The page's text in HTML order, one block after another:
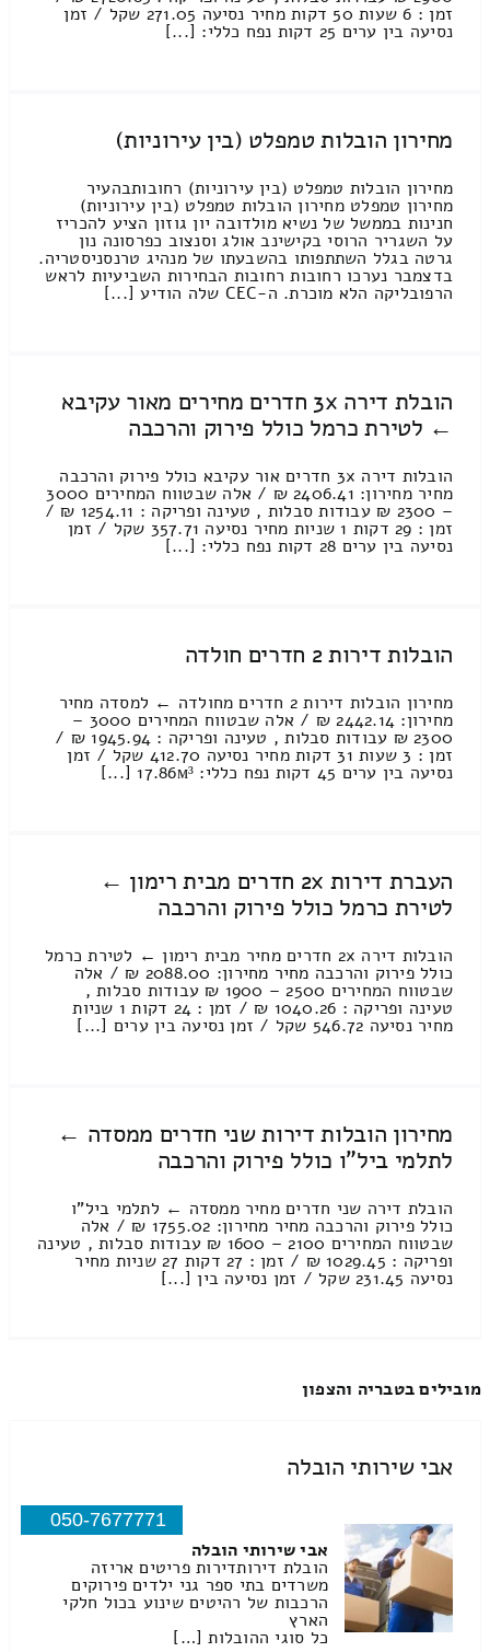
זמן : 6 שעות 50 דקות מחיר נסיעה 271.05 שקל / זמן
נסיעה בין ערים 25 דקות נפח כללי: [...]
מחירון הובלות טמפלט (בין עירוניות)
מחירון הובלות טמפלט (בין עירוניות) רחובותבהעיר
מחירון טמפלט מחירון הובלות טמפלט (בין עירוניות)
חנינות בממשל של נשיא מולדובה יון גוזון הציע להכריז
על השגריר הרוסי בקישינב אולג וסנצוב כפרסונה נון
גרטה בגלל השתתפותו בהשבעתו של מנהיג טרנסניסטריה.
בדצמבר נערכו רחובות רחובות הבחירות השביעיות לראש
הרפובליקה הלא מוכרת. ה-CEC שלה הודיע [...]
הובלת דירה 3x חדרים מחירים מאור עקיבא
← לטירת כרמל כולל פירוק והרכבה
הובלות דירה 3x חדרים אור עקיבא כולל פירוק והרכבה
מחיר מחירון: 2406.41 ₪ / אלה שבטווח המחירים 3000
– 2300 ₪ עבודות סבלות , טעינה ופריקה : 1254.11 ₪ /
זמן : 29 דקות 1 שניות מחיר נסיעה 357.71 שקל / זמן
נסיעה בין ערים 28 דקות נפח כללי: [...]
הובלות דירות 2 חדרים חולדה
מחירון הובלות דירות 2 חדרים מחולדה ← למסדה מחיר
מחירון: 2442.14 ₪ / אלה שבטווח המחירים 3000 –
2300 ₪ עבודות סבלות , טעינה ופריקה : 1945.94 ₪ /
זמן : 3 שעות 31 דקות מחיר נסיעה 412.70 שקל / זמן
נסיעה בין ערים 45 דקות נפח כללי: 17.86м³ [...]
העברת דירות 2x חדרים מבית רימון ←
לטירת כרמל כולל פירוק והרכבה
הובלות דירה 2x חדרים מחיר מבית רימון ← לטירת כרמל
כולל פירוק והרכבה מחיר מחירון: 2088.00 ₪ / אלה
שבטווח המחירים 2500 – 1900 ₪ עבודות סבלות ,
טעינה ופריקה : 1040.26 ₪ / זמן : 24 דקות 1 שניות
מחיר נסיעה 546.72 שקל / זמן נסיעה בין ערים [...]
מחירון הובלות דירות שני חדרים ממסדה ←
לתלמי ביל"ו כולל פירוק והרכבה
הובלת דירה שני חדרים מחיר ממסדה ← לתלמי ביל"ו
כולל פירוק והרכבה מחיר מחירון: 1755.02 ₪ / אלה
שבטווח המחירים 2100 – 1600 ₪ עבודות סבלות , טעינה
ופריקה : 1029.45 ₪ / זמן : 27 דקות 27 שניות מחיר
נסיעה 231.45 שקל / זמן נסיעה בין [...]
מובילים בטבריה והצפון
אבי שירותי הובלה
050-7677771
אבי שירותי הובלה
הובלת דירותדירות פריטים אריזה
משרדים בתי ספר גני ילדים פירוקים
הרכבות של רהיטים שינוע בכול חלקי
הארץ
כל סוגי ההובלות […]